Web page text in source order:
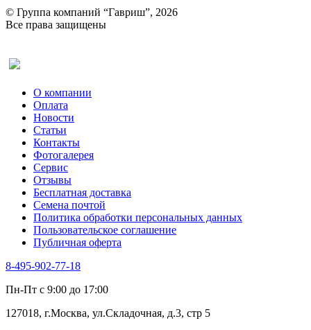
© Группа компаний “Гавриш”, 2026
Все права защищены
О компании
Оплата
Новости
Статьи
Контакты
Фотогалерея​
Сервис
Отзывы
Бесплатная доставка
Семена почтой
Политика обработки персональных данных
Пользовательское соглашение
Публичная оферта
8-495-902-77-18
Пн-Пт с 9:00 до 17:00
127018, г.Москва, ул.Складочная, д.3, стр 5